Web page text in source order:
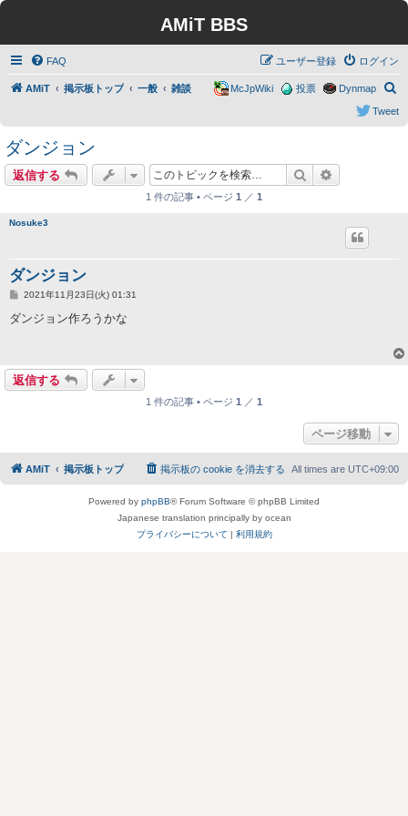
AMiT BBS
FAQ ログイン
ユーザー登録
AMiT 掲示板トップ 一般 雑談
索
Dynmap
投票
McJpWiki
Tweet
ダンジョン
返信する 検索
1 件の記事 • ページ 1 ／ 1
Nosuke3
ダンジョン
投
記
事
2021年11月23日(火) 01:31
ダンジョン作ろうかな
返信する
1 件の記事 • ページ 1 ／ 1
ページ移動
AMiT 掲示板トップ All times are UTC+09:00
掲示板の cookie を消去する
Powered by phpBB® Forum Software © phpBB Limited
Japanese translation principally by ocean
プライバシーについて | 利用規約